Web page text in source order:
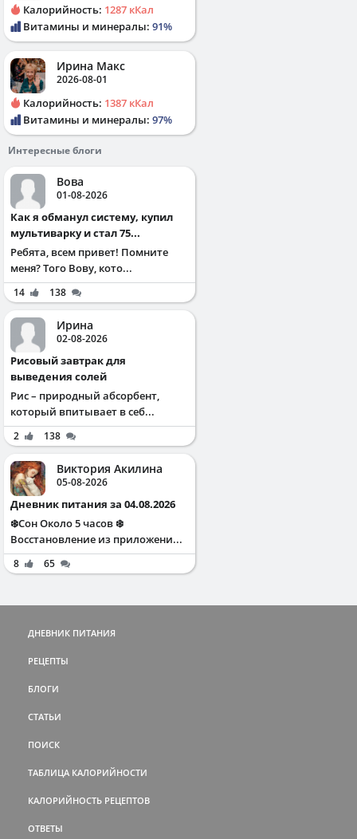
Калорийность: 1287 кКал
Витамины и минералы: 91%
Ирина Макс
2026-08-01
Калорийность: 1387 кКал
Витамины и минералы: 97%
Интересные блоги
Вова
01-08-2026
Как я обманул систему, купил
мультиварку и стал 75...
Ребята, всем привет! Помните
меня? Того Вову, кото...
14 138
Ирина
02-08-2026
Рисовый завтрак для
выведения солей
Рис – природный абсорбент,
который впитывает в себ...
2 138
Виктория Акилина
05-08-2026
Дневник питания за 04.08.2026
❄️Сон Около 5 часов ❄️
Восстановление из приложени...
8 65
ДНЕВНИК ПИТАНИЯ
РЕЦЕПТЫ
БЛОГИ
СТАТЬИ
ПОИСК
ТАБЛИЦА КАЛОРИЙНОСТИ
КАЛОРИЙНОСТЬ РЕЦЕПТОВ
ОТВЕТЫ